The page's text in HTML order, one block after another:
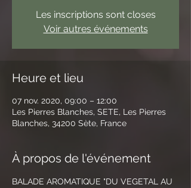
Les inscriptions sont closes
Voir autres événements
Heure et lieu
07 nov. 2020, 09:00 – 12:00
Les Pierres Blanches, SETE, Les Pierres
Blanches, 34200 Sète, France
À propos de l'événement
BALADE AROMATIQUE "DU VEGETAL AU